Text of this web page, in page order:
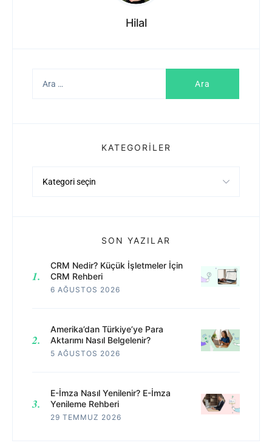
Hilal
KATEGORILER
SON YAZILAR
CRM Nedir? Küçük İşletmeler İçin
CRM Rehberi
6 AĞUSTOS 2026
Amerika’dan Türkiye’ye Para
Aktarımı Nasıl Belgelenir?
5 AĞUSTOS 2026
E-İmza Nasıl Yenilenir? E-İmza
Yenileme Rehberi
29 TEMMUZ 2026